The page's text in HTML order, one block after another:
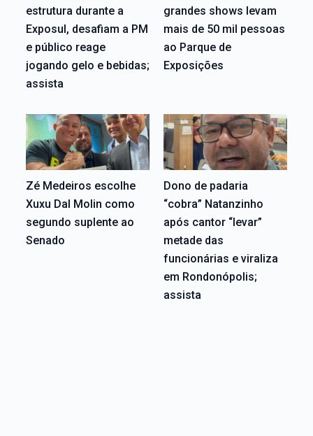
estrutura durante a
Exposul, desafiam a PM
e público reage
jogando gelo e bebidas;
assista
grandes shows levam
mais de 50 mil pessoas
ao Parque de
Exposições
Zé Medeiros escolhe
Xuxu Dal Molin como
segundo suplente ao
Senado
Dono de padaria
“cobra” Natanzinho
após cantor “levar”
metade das
funcionárias e viraliza
em Rondonópolis;
assista